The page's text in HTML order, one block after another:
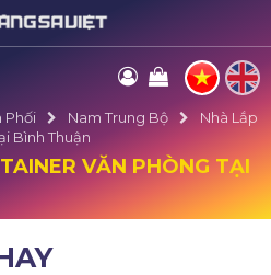
Phối Nam Trung Bộ
Nhà Lắp
Bình Thuận
VĂN PHÒNG TẠI